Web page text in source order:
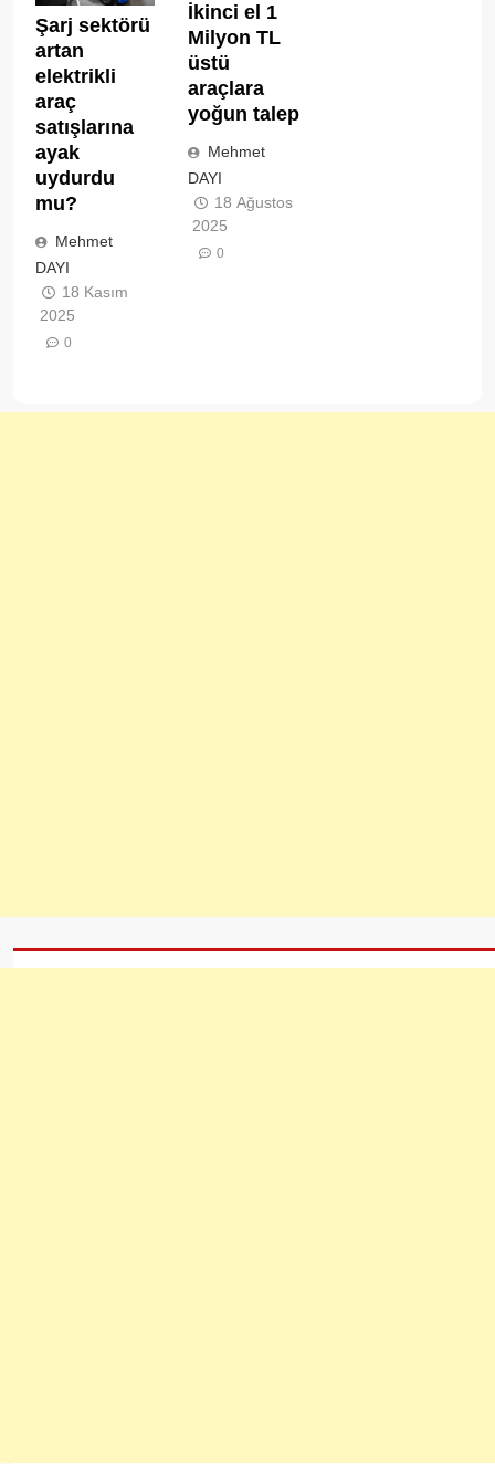
Şarj sektörü
artan
elektrikli
araç
satışlarına
ayak
uydurdu
mu?
Mehmet
DAYI
18 Kasım
2025
0
İkinci el 1
Milyon TL
üstü
araçlara
yoğun talep
Mehmet
DAYI
18 Ağustos
2025
0